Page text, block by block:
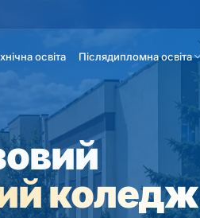
освіта Післядипломна освіта
коледж